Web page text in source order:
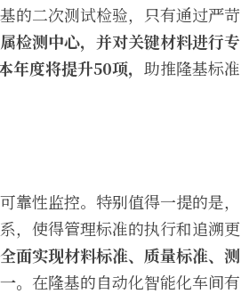
的二次测试检验，只有通过严苛
检测中心，并对关键材料进行专
度将提升50项， 助推隆基标准
性监控。特别值得一提的是，
，使得管理标准的执行和追溯更
面实现材料标准、质量标准、测
。 在隆基的自动化智能化车间有